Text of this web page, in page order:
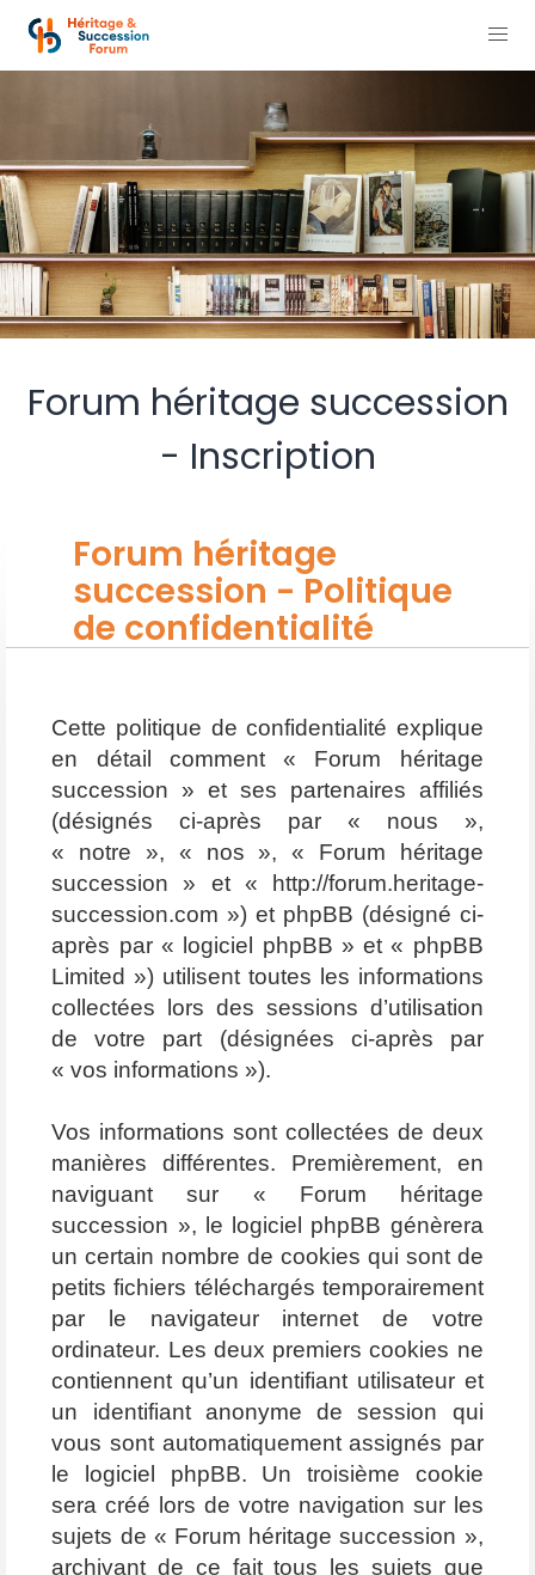
Forum héritage succession
- Inscription
Forum héritage
succession - Politique
de confidentialité
Cette politique de confidentialité explique
en détail comment « Forum héritage
succession » et ses partenaires affiliés
(désignés ci-après par « nous »,
« notre », « nos », « Forum héritage
succession » et « http://forum.heritage-
succession.com ») et phpBB (désigné ci-
après par « logiciel phpBB » et « phpBB
Limited ») utilisent toutes les informations
collectées lors des sessions d’utilisation
de votre part (désignées ci-après par
« vos informations »).
Vos informations sont collectées de deux
manières différentes. Premièrement, en
naviguant sur « Forum héritage
succession », le logiciel phpBB génèrera
un certain nombre de cookies qui sont de
petits fichiers téléchargés temporairement
par le navigateur internet de votre
ordinateur. Les deux premiers cookies ne
contiennent qu’un identifiant utilisateur et
un identifiant anonyme de session qui
vous sont automatiquement assignés par
le logiciel phpBB. Un troisième cookie
sera créé lors de votre navigation sur les
sujets de « Forum héritage succession »,
archivant de ce fait tous les sujets que